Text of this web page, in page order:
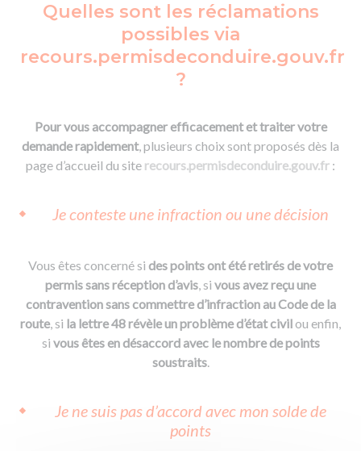
Quelles sont les réclamations
possibles via
recours.permisdeconduire.gouv.fr
?
Pour vous accompagner efficacement et traiter votre
demande rapidement, plusieurs choix sont proposés dès la
page d’accueil du site recours.permisdeconduire.gouv.fr :
Je conteste une infraction ou une décision
Vous êtes concerné si des points ont été retirés de votre
permis sans réception d’avis, si vous avez reçu une
contravention sans commettre d’infraction au Code de la
route, si la lettre 48 révèle un problème d’état civilou enfin,
si vous êtes en désaccord avec le nombre de points
soustraits.
Je ne suis pas d’accord avec mon solde de
points